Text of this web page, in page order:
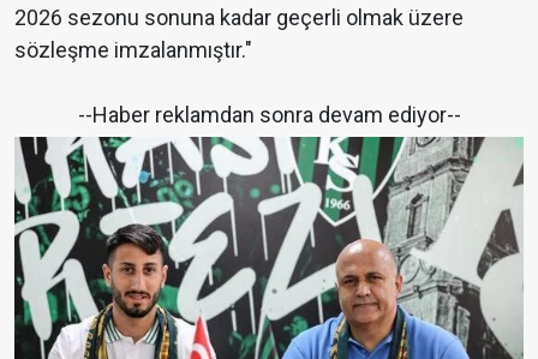
2026 sezonu sonuna kadar geçerli olmak üzere
sözleşme imzalanmıştır."
--Haber reklamdan sonra devam ediyor--